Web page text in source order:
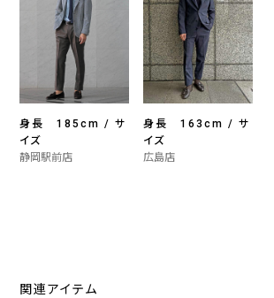
身長 185cm / サ
イズ
静岡駅前店
身長 163cm / サ
イズ
広島店
関連アイテム